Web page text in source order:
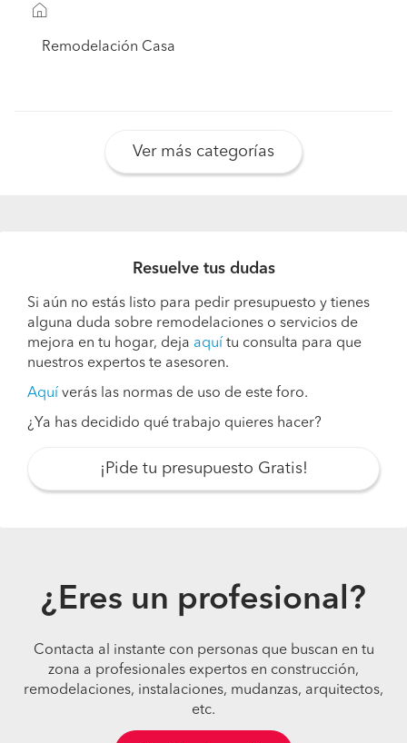
Remodelación Casa
Ver más categorías
Resuelve tus dudas
Si aún no estás listo para pedir presupuesto y tienes
alguna duda sobre remodelaciones o servicios de
mejora en tu hogar, deja aquí tu consulta para que
nuestros expertos te asesoren.
Aquí verás las normas de uso de este foro.
¿Ya has decidido qué trabajo quieres hacer?
¡Pide tu presupuesto Gratis!
¿Eres un profesional?
Contacta al instante con personas que buscan en tu
zona a profesionales expertos en construcción,
remodelaciones, instalaciones, mudanzas, arquitectos,
etc.